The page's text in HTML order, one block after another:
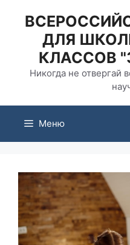
содержимому
ДЛЯ
КЛАССОВ
Никогда не отвергай
Меню